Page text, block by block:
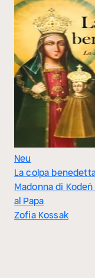
Neu
La colpa
Madonna di
al Papa
Zofia Kossak